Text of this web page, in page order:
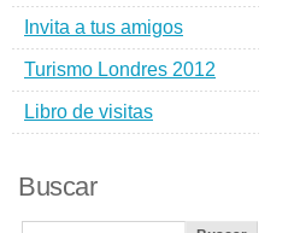
Invita a tus amigos
Turismo Londres 2012
Libro de visitas
Buscar